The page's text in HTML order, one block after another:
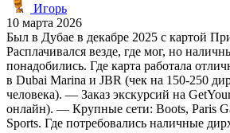
Игорь
10 марта 2026
Был в Дубае в декабре 2025 с картой
Расплачивался везде, где мог, но
понадобились. Где карта работала
в Dubai Marina и JBR (чек на 150-250
человека). — Заказ экскурсий на
онлайн). — Крупные сети: Boots, Paris
Sports. Где потребовались наличные